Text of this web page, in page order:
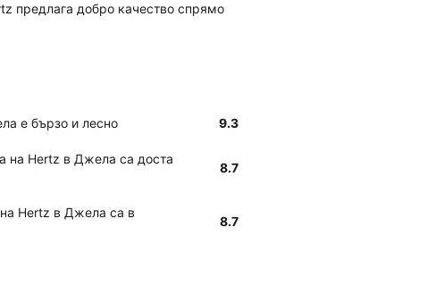
предлага добро качество спрямо
е бързо и лесно 9.3
на Hertz в Джела са доста
8.7
Hertz в Джела са в
8.7